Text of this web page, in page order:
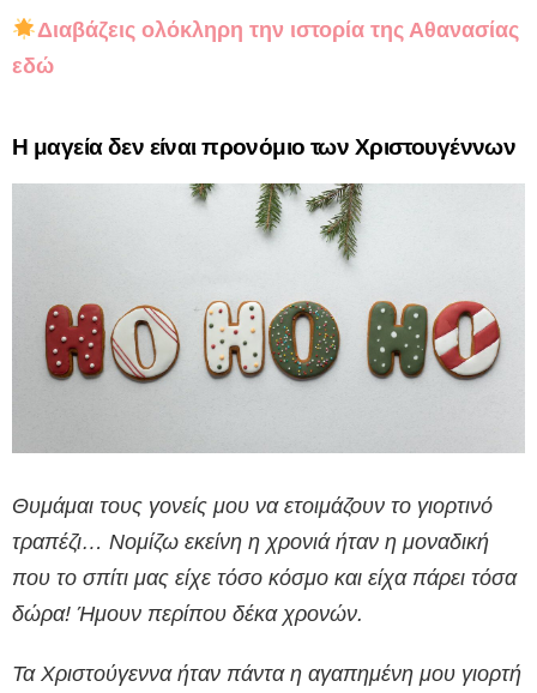
Διαβάζεις ολόκληρη την ιστορία της Αθανασίας
εδώ
Η μαγεία δεν είναι προνόμιο των Χριστουγέννων
Θυμάμαι τους γονείς μου να ετοιμάζουν το γιορτινό
τραπέζι… Νομίζω εκείνη η χρονιά ήταν η μοναδική
που το σπίτι μας είχε τόσο κόσμο και είχα πάρει τόσα
δώρα! Ήμουν περίπου δέκα χρονών.
Τα Χριστούγεννα ήταν πάντα η αγαπημένη μου γιορτή